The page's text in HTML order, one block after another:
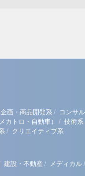
画・商品開発系/ コンサ
カトロ・自動車） / 技術系
/ クリエイティブ系
建設・不動産 / メディカル /